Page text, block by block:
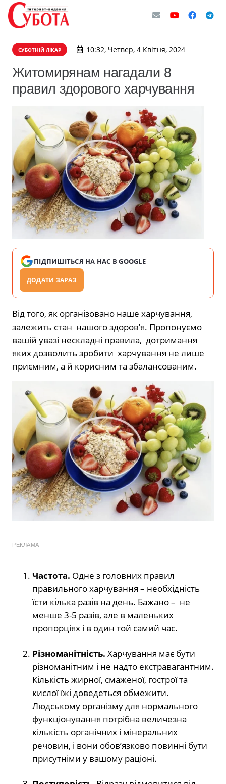
СУБОТНІЙ ЛІКАР 10:32, Четвер, 4 Квітня, 2024
Житомирянам нагадали 8
правил здорового харчування
ПІДПИШІТЬСЯ НА НАС В GOOGLE
ДОДАТИ ЗАРАЗ
Від того, як організовано наше харчування,
залежить стан нашого здоров’я. Пропонуємо
вашій увазі нескладні правила, дотримання
яких дозволить зробити харчування не лише
приємним, а й корисним та збалансованим.
РЕКЛАМА
Частота. Одне з головних правил
правильного харчування – необхідність
їсти кілька разів на день. Бажано – не
менше 3-5 разів, але в маленьких
пропорціях і в один той самий час.
Різноманітність. Харчування має бути
різноманітним і не надто екстравагантним.
Кількість жирної, смаженої, гострої та
кислої їжі доведеться обмежити.
Людському організму для нормального
функціонування потрібна величезна
кількість органічних і мінеральних
речовин, і вони обов’язково повинні бути
присутніми у вашому раціоні.